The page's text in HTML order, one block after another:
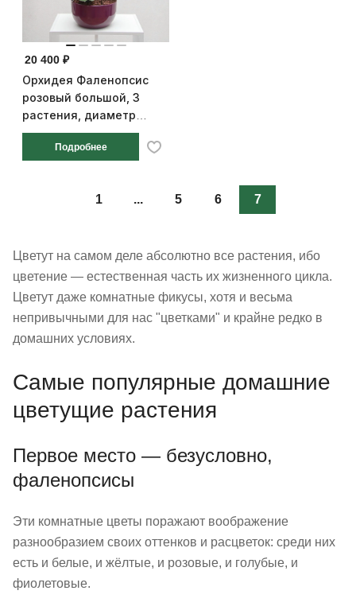
20 400 ₽
Орхидея Фаленопсис
розовый большой, 3
растения, диаметр
горшка 26 см, высота 65
Подробнее
1 ... 5 6 7
Цветут на самом деле абсолютно все растения, ибо
цветение — естественная часть их жизненного цикла.
Цветут даже комнатные фикусы, хотя и весьма
непривычными для нас "цветками" и крайне редко в
домашних условиях.
Самые популярные домашние
цветущие растения
Первое место — безусловно,
фаленопсисы
Эти комнатные цветы поражают воображение
разнообразием своих оттенков и расцветок: среди них
есть и белые, и жёлтые, и розовые, и голубые, и
фиолетовые.